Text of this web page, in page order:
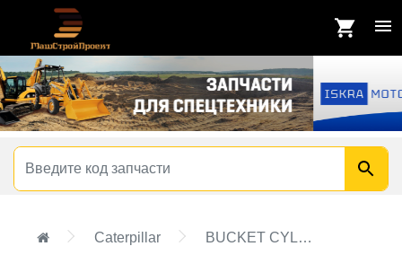
Caterpillar BUCKET CYLINDER & SEAL GP,CYLINDER & SEAL GP,CYLINDER & SEAL GP-BUCKET,CYLINDER & SEAL GP,CYLINDER & SEAL GP-BUCKET